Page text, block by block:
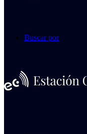
Buscar por